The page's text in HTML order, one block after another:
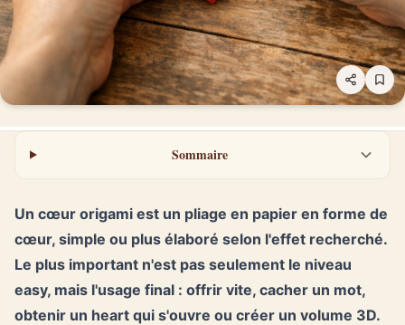
Sommaire
Un cœur origami est un pliage en papier en forme de
cœur, simple ou plus élaboré selon l'effet recherché.
Le plus important n'est pas seulement le niveau
easy, mais l'usage final : offrir vite, cacher un mot,
obtenir un heart qui s'ouvre ou créer un volume 3D.